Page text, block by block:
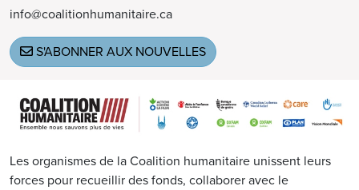
info@coalitionhumanitaire.ca
S'ABONNER AUX NOUVELLES
Image
Les organismes de la Coalition humanitaire unissent leurs
forces pour recueillir des fonds, collaborer avec le